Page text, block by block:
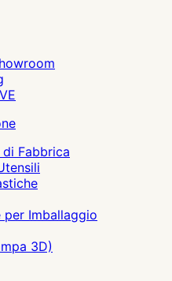
Fabbrica
per Imballaggio
3D)